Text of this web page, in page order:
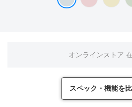
オンラインストア
スペック・機能を